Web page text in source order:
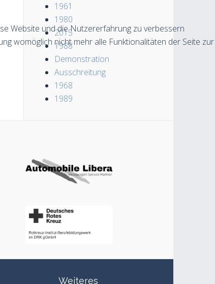
1961
1980
2015
1988
Demonstration
Ausschreitung
1968
1989
Weiteres
Website und die Nutzererfahrung zu verbessern
womöglich nicht mehr alle Funktionalitäten der Seite zur